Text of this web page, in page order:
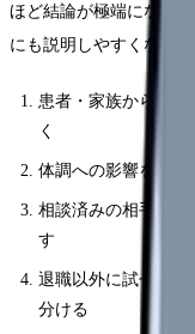
ほど結論が極端になり
にも説明しやすくなりま
患者・家族からの
く
体調への影響を、睡
相談済みの相手、
す
退職以外に試せる選
分ける